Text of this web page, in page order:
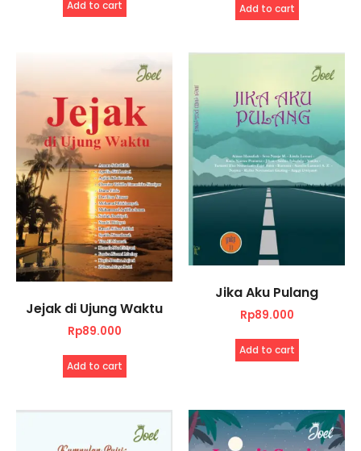
Add to cart Add to cart
Jejak di Ujung Waktu
Rp89.000
Add to cart
Jika Aku Pulang
Rp89.000
Add to cart